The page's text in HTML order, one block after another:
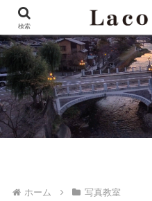
ホーム 写真教室
検索